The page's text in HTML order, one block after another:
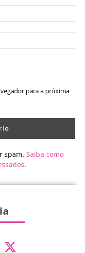
para a próxima
spam. Saiba como
.